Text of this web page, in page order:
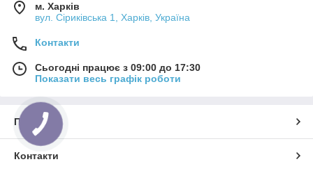
м. Харків
вул. Сіриківська 1, Харків, Україна
Контакти
Сьогодні працює з 09:00 до 17:30
Показати весь графік роботи
Про нас
Контакти